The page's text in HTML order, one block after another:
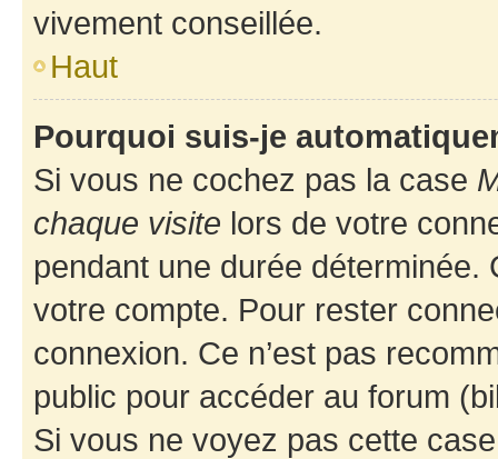
vivement conseillée.
Haut
Pourquoi suis-je
Si vous ne cochez pas la case
chaque visite lors de votre
pendant une durée déterminée.
votre compte. Pour rester
connexion. Ce n’est pas
public pour accéder au forum
Si vous ne voyez pas cette